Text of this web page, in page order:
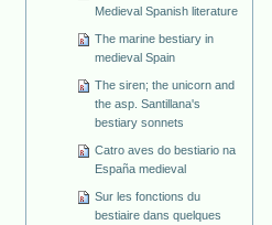
Medieval Spanish literature
The marine bestiary in
medieval Spain
The siren; the unicorn and
the asp. Santillana's
bestiary sonnets
Catro aves do bestiario na
España medieval
Sur les fonctions du
bestiaire dans quelques